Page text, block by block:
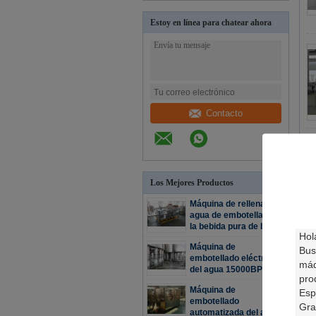
Estoy en línea para chatear ahora
Contacto
Los Mejores Productos
Máquina de rellenar del
agua de embotellado de
la bebida pura de la
Máquina de
embotellado eléctrica
del agua 15000BPH
Máquina de
embotellado
automatizada del agua